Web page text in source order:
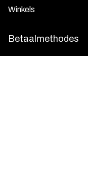
Winkels
Betaalmethodes